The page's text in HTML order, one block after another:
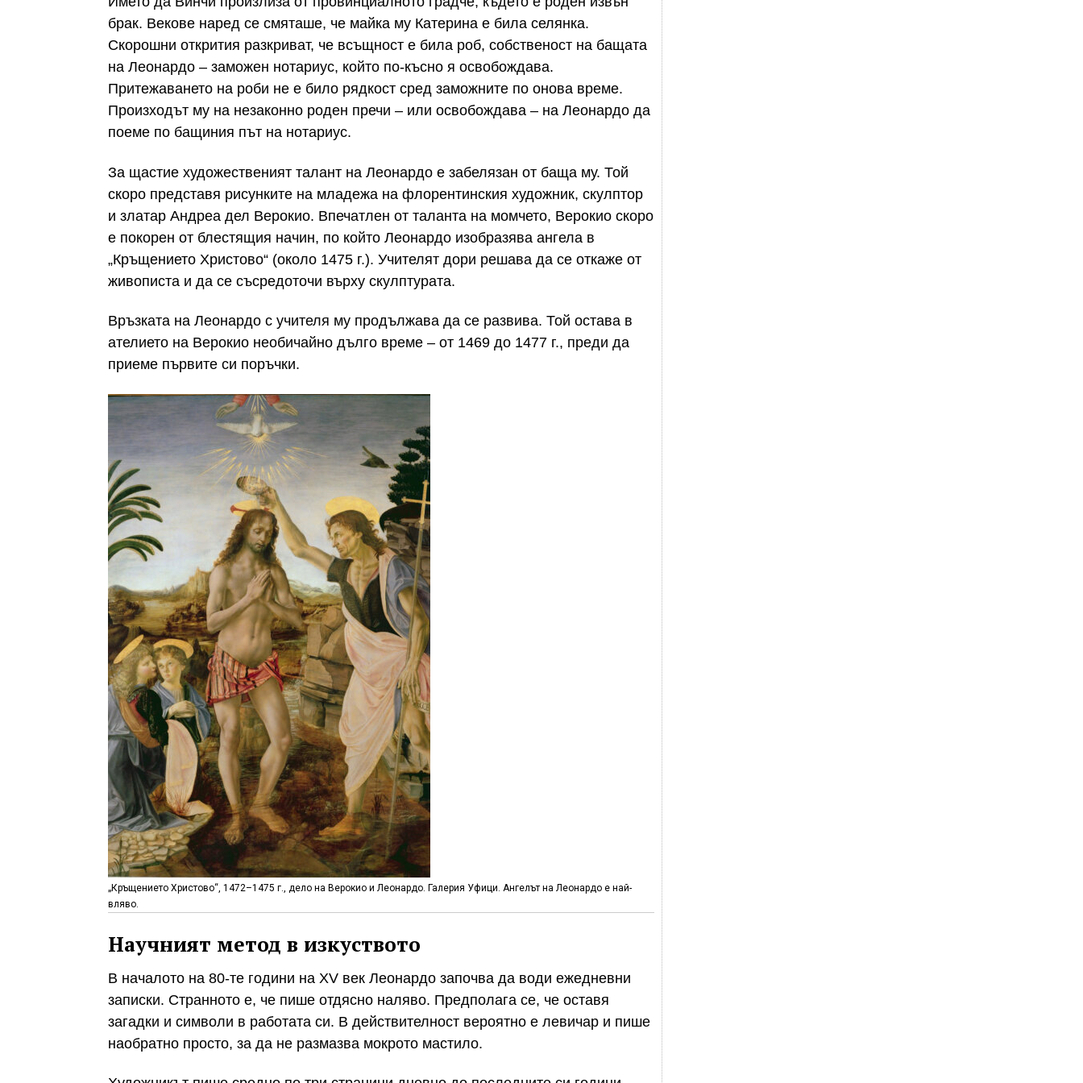
брак. Векове наред се смяташе, че майка му Катерина е била селянка.
Скорошни открития разкриват, че всъщност е била роб, собственост на бащата
на Леонардо – заможен нотариус, който по-късно я освобождава.
Притежаването на роби не е било рядкост сред заможните по онова време.
Произходът му на незаконно роден пречи – или освобождава – на Леонардо да
поеме по бащиния път на нотариус.
За щастие художественият талант на Леонардо е забелязан от баща му. Той
скоро представя рисунките на младежа на флорентинския художник, скулптор
и златар Андреа дел Верокио. Впечатлен от таланта на момчето, Верокио скоро
е покорен от блестящия начин, по който Леонардо изобразява ангела в
„Кръщението Христово“ (около 1475 г.). Учителят дори решава да се откаже от
живописта и да се съсредоточи върху скулптурата.
Връзката на Леонардо с учителя му продължава да се развива. Той остава в
ателието на Верокио необичайно дълго време – от 1469 до 1477 г., преди да
приеме първите си поръчки.
„Кръщението Христово“, 1472–1475 г., дело на Верокио и Леонардо. Галерия Уфици. Ангелът на Леонардо е най-
вляво.
Научният метод в изкуството
В началото на 80-те години на XV век Леонардо започва да води ежедневни
записки. Странното е, че пише отдясно наляво. Предполага се, че оставя
загадки и символи в работата си. В действителност вероятно е левичар и пише
наобратно просто, за да не размазва мокрото мастило.